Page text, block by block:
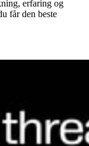
erfaring og
får den beste